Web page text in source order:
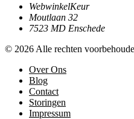
WebwinkelKeur
Moutlaan 32
7523 MD Enschede
© 2026 Alle rechten
Over Ons
Blog
Contact
Storingen
Impressum